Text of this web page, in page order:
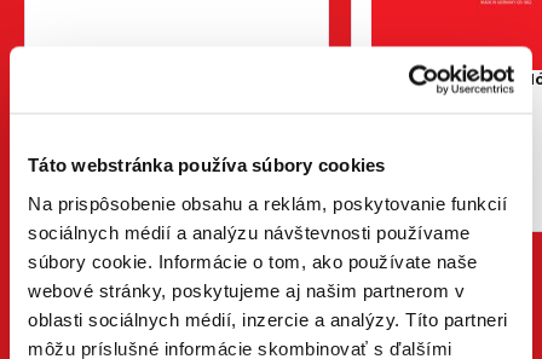
Táto webstránka používa súbory cookies
Na prispôsobenie obsahu a reklám, poskytovanie funkcií
sociálnych médií a analýzu návštevnosti používame
súbory cookie. Informácie o tom, ako používate naše
webové stránky, poskytujeme aj našim partnerom v
oblasti sociálnych médií, inzercie a analýzy. Títo partneri
môžu príslušné informácie skombinovať s ďalšími
Zobraziť všetky katalógy
Pozrieť katalóg
KNIPEX Hlavný
Pozrieť katalóg